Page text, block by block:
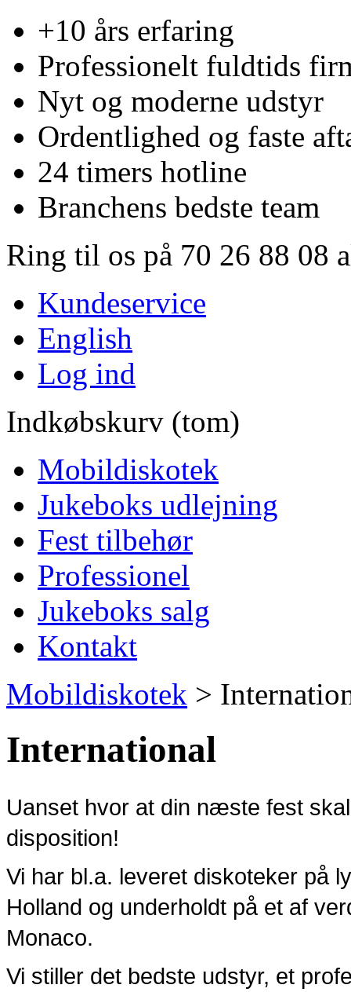
+10 års erfaring
Professionelt fuldtids
Nyt og moderne udstyr
Ordentlighed og faste
24 timers hotline
Branchens bedste team
Ring til os på 70 26 88 08
Kundeservice
English
Log ind
Indkøbskurv (tom)
Mobildiskotek
Jukeboks udlejning
Fest tilbehør
Professionel
Jukeboks salg
Kontakt
Mobildiskotek >
International
Uanset hvor at din næste fest
disposition!
Vi har bl.a. leveret diskoteker på
Holland og underholdt på et af
Monaco.
Vi stiller det bedste udstyr, et